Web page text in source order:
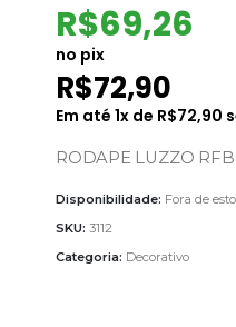
R$69,26
no pix
R$72,90
Em até 1x de R$72,90
RODAPE LUZZO RFB
Disponibilidade: Fora de
SKU: 3112
Categoria: Decorativo